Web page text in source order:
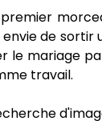
de
le mariage
travail.